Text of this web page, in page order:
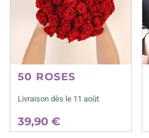
50 ROSES
Livraison dès le 11 août
39,90 €